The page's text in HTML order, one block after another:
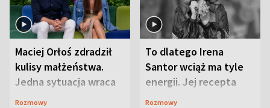
Maciej Orłoś zdradził
kulisy małżeństwa.
Jedna sytuacja wraca
jak bumerang
Rozmowy
To dlatego Irena
Santor wciąż ma tyle
energii. Jej recepta
jest zaskakująco
Rozmowy